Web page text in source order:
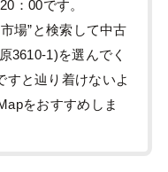
：00です。
場”と検索して中古
3610-1)を選んでく
すと辿り着けないよ
をおすすめしま